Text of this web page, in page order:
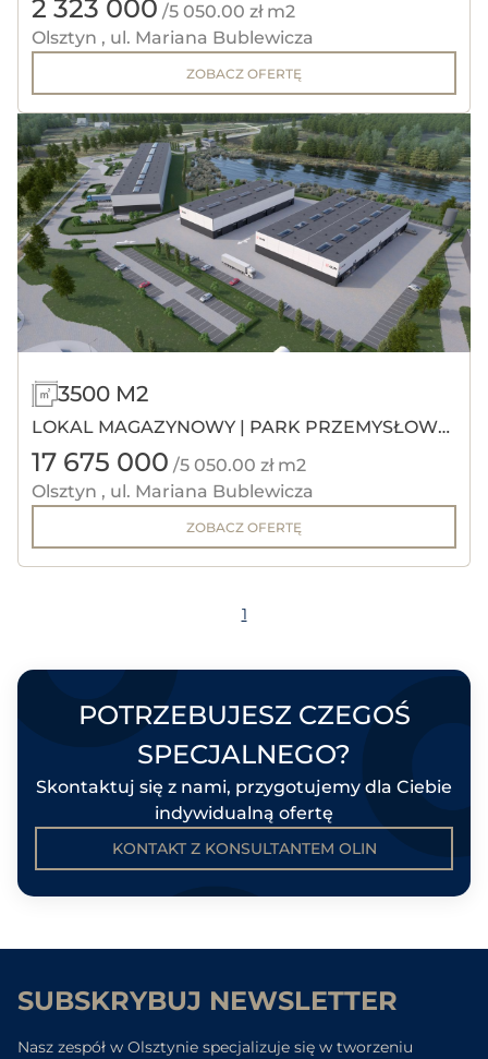
OBWODNICY
2 323 000 /5 050.00 zł m2
Olsztyn , ul. Mariana Bublewicza
ZOBACZ OFERTĘ
3500 M2
LOKAL MAGAZYNOWY | PARK PRZEMYSŁOWY
OLIN
17 675 000 /5 050.00 zł m2
Olsztyn , ul. Mariana Bublewicza
ZOBACZ OFERTĘ
1
POTRZEBUJESZ CZEGOŚ
SPECJALNEGO?
Skontaktuj się z nami, przygotujemy dla Ciebie
indywidualną ofertę
KONTAKT Z KONSULTANTEM OLIN
SUBSKRYBUJ NEWSLETTER
Nasz zespół w Olsztynie specjalizuje się w tworzeniu